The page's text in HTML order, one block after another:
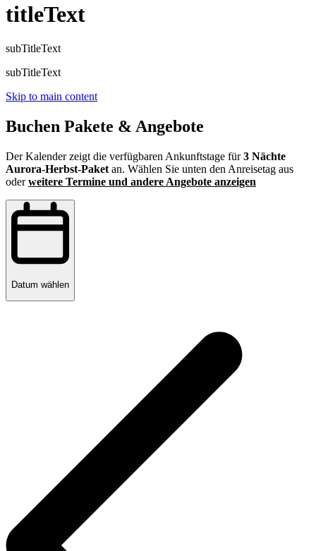
titleText
subTitleText
subTitleText
Skip to main content
Buchen Pakete & Angebote
Der Kalender zeigt die verfügbaren Ankunftstage für3 Nächte
Aurora-Herbst-Paket an. Wählen Sie unten den Anreisetag aus
oderweitere Termine und andere Angebote anzeigen
Datum wählen